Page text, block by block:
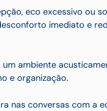
eco excessivo ou
imediato e
um ambiente
e organização.
nas conversas com a